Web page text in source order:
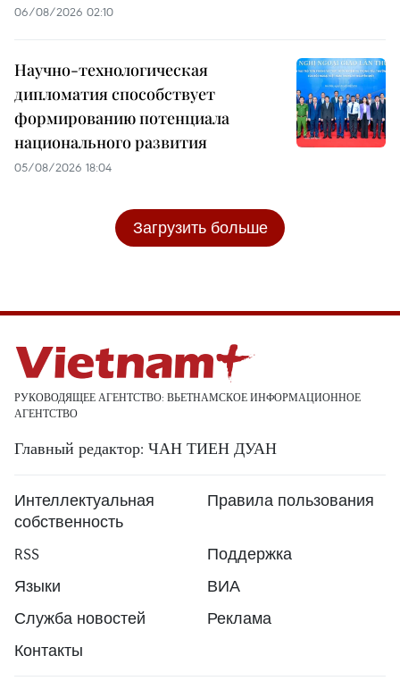
06/08/2026 02:10
Научно-технологическая
дипломатия способствует
формированию потенциала
национального развития
05/08/2026 18:04
Загрузить больше
РУКОВОДЯЩЕЕ АГЕНТСТВО: ВЬЕТНАМСКОЕ ИНФОРМАЦИОННОЕ
АГЕНТСТВО
Главный редактор: ЧАН ТИЕН ДУАН
Интеллектуальная
собственность
Правила пользования
RSS
Поддержка
Языки
ВИА
Служба новостей
Реклама
Контакты